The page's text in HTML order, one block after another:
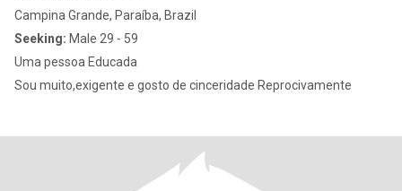
Campina Grande, Paraíba, Brazil
Seeking: Male 29 - 59
Uma pessoa Educada
Sou muito,exigente e gosto de cinceridade Reprocivamente